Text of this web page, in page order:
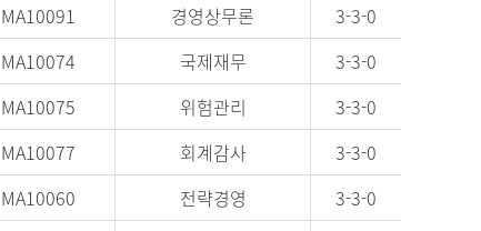
MA10091 경영상무론 3-3-0
MA10074 국제재무
3-3-0
MA10075 위험관리
3-3-0
MA10077 회계감사
3-3-0
MA10060 전략경영
3-3-0